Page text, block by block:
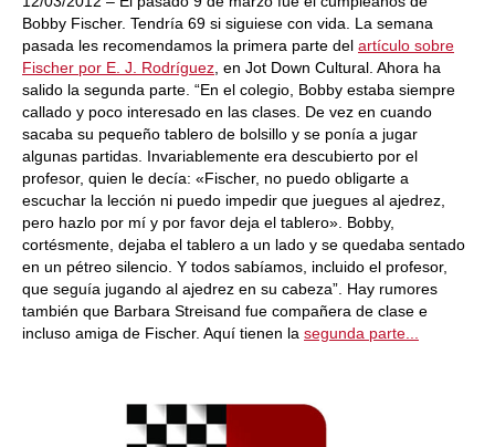
Bobby Fischer. Tendría 69 si siguiese con vida. La semana
pasada les recomendamos la primera parte del artículo sobre
Fischer por E. J. Rodríguez , en Jot Down Cultural. Ahora ha
salido la segunda parte. “En el colegio, Bobby estaba siempre
callado y poco interesado en las clases. De vez en cuando
sacaba su pequeño tablero de bolsillo y se ponía a jugar
algunas partidas. Invariablemente era descubierto por el
profesor, quien le decía: «Fischer, no puedo obligarte a
escuchar la lección ni puedo impedir que juegues al ajedrez,
pero hazlo por mí y por favor deja el tablero». Bobby,
cortésmente, dejaba el tablero a un lado y se quedaba sentado
en un pétreo silencio. Y todos sabíamos, incluido el profesor,
que seguía jugando al ajedrez en su cabeza”. Hay rumores
también que Barbara Streisand fue compañera de clase e
incluso amiga de Fischer. Aquí tienen la segunda parte...